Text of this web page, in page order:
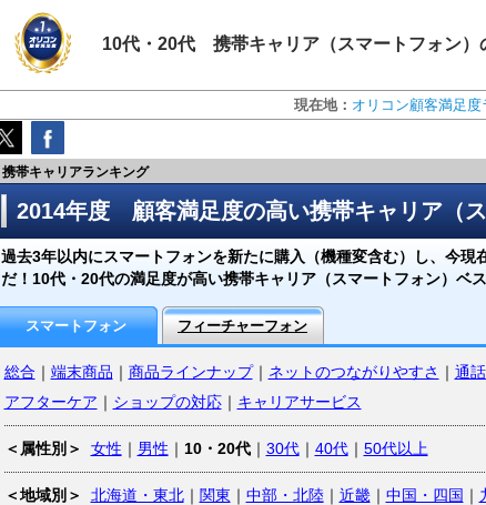
10代・20代 携帯キャリア（スマートフォン）
現在地： オリコン顧客満足度
携帯キャリアランキング
2014年度 顧客満足度の高い携帯キャリア（
過去3年以内にスマートフォンを新たに購入（機種変含む）し、今現
だ！10代・20代の満足度が高い携帯キャリア（スマートフォン）ベ
スマートフォン フィーチャーフォン
総合 ｜ 端末商品 ｜ 商品ラインナップ｜ ネットのつながりやすさ ｜ 通
アフターケア ｜ ショップの対応｜ キャリアサービス
＜属性別＞ 女性 ｜ 男性 ｜ 10・20代｜ 30代｜ 40代｜ 50代以上
＜地域別＞ 北海道・東北｜ 関東 ｜ 中部・北陸｜ 近畿｜ 中国・四国 ｜